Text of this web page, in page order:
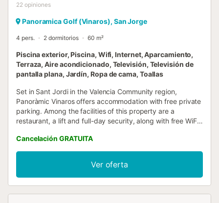
22 opiniones
Panoramica Golf (Vinaros), San Jorge
4 pers. 2 dormitorios 60 m²
Piscina exterior, Piscina, Wifi, Internet, Aparcamiento,
Terraza, Aire acondicionado, Televisión, Televisión de
pantalla plana, Jardín, Ropa de cama, Toallas
Set in Sant Jordi in the Valencia Community region,
Panoràmic Vinaros offers accommodation with free private
parking. Among the facilities of this property are a
restaurant, a lift and full-day security, along with free WiFi
Cancelación GRATUITA
Ver oferta